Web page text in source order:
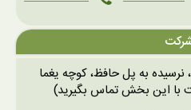
نرسیده به پل حافظ، کوچه یغما
با این بخش تماس بگیرید)